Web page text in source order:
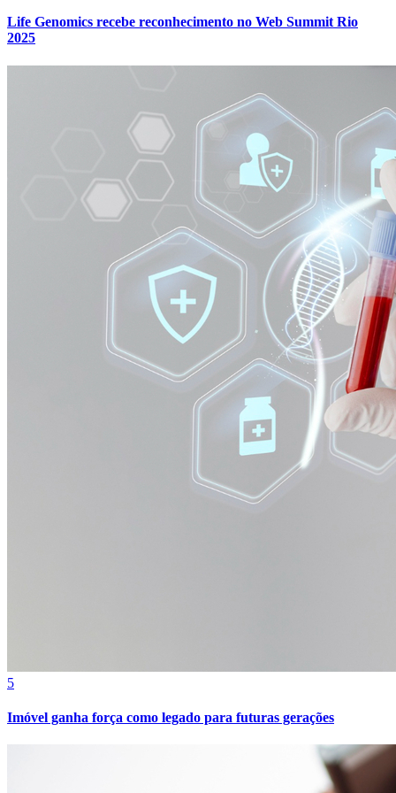
Life Genomics recebe reconhecimento no Web Summit Rio
2025
5
Imóvel ganha força como legado para futuras gerações